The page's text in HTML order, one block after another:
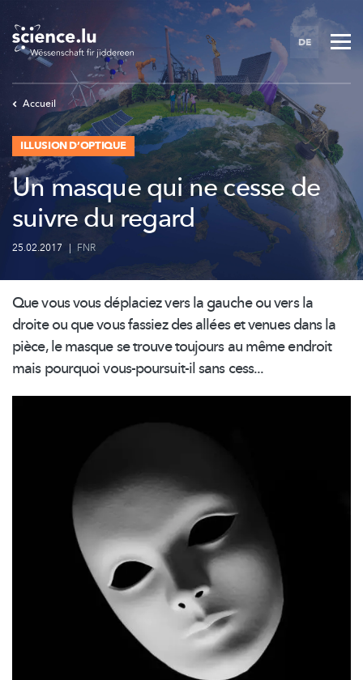
to
main
content
DE
Accueil
ILLUSION D’OPTIQUE
Un masque qui ne cesse de
suivre du regard
25.02.2017 | FNR
Que vous vous déplaciez vers la gauche ou vers la
droite ou que vous fassiez des allées et venues dans la
pièce, le masque se trouve toujours au même endroit
mais pourquoivous-poursuit-ilsans cess...